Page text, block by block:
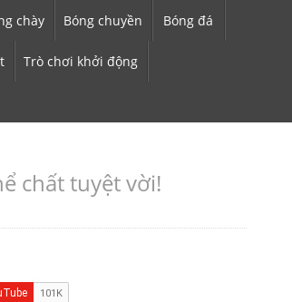
chày Bóng chuyền Bóng đá
Trò chơi khởi động
chất tuyệt vời!